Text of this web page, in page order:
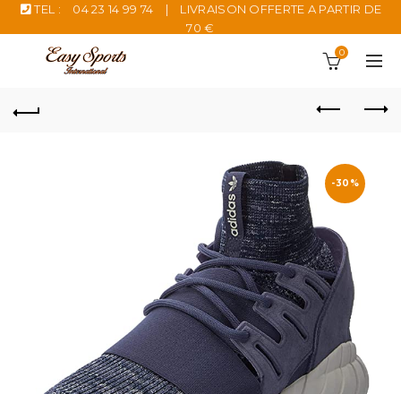
TEL : 04 23 14 99 74 |
LIVRAISON OFFERTE A PARTIR DE
70 €
0
-30%